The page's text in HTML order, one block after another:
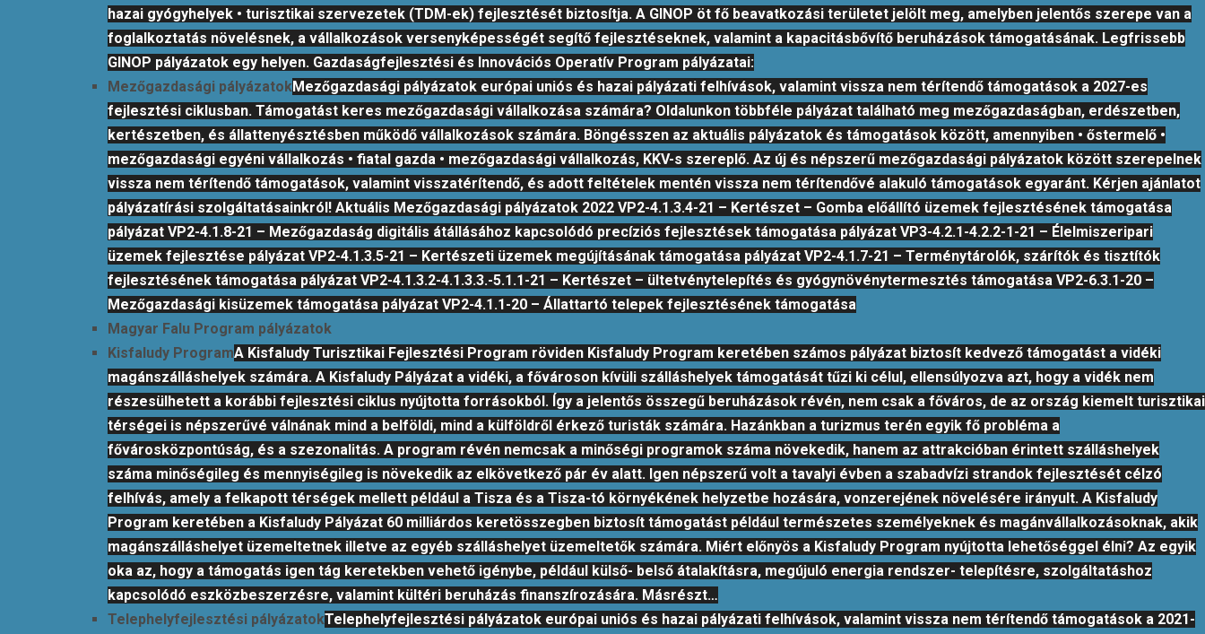
hazai gyógyhelyek • turisztikai szervezetek (TDM-ek) fejlesztését biztosítja. A GINOP öt fő beavatkozási területet jelölt meg, amelyben jelentős szerepe van a
foglalkoztatás növelésnek, a vállalkozások versenyképességét segítő fejlesztéseknek, valamint a kapacitásbővítő beruházások támogatásának. Legfrissebb
GINOP pályázatok egy helyen. Gazdaságfejlesztési és Innovációs Operatív Program pályázatai:
Mezőgazdasági pályázatokMezőgazdasági pályázatok európai uniós és hazai pályázati felhívások, valamint vissza nem térítendő támogatások a 2027-es
fejlesztési ciklusban. Támogatást keres mezőgazdasági vállalkozása számára? Oldalunkon többféle pályázat található meg mezőgazdaságban, erdészetben,
kertészetben, és állattenyésztésben működő vállalkozások számára. Böngésszen az aktuális pályázatok és támogatások között, amennyiben • őstermelő •
mezőgazdasági egyéni vállalkozás • fiatal gazda • mezőgazdasági vállalkozás, KKV-s szereplő. Az új és népszerű mezőgazdasági pályázatok között szerepelnek
vissza nem térítendő támogatások, valamint visszatérítendő, és adott feltételek mentén vissza nem térítendővé alakuló támogatások egyaránt. Kérjen ajánlatot
pályázatírási szolgáltatásainkról! Aktuális Mezőgazdasági pályázatok 2022 VP2-4.1.3.4-21 – Kertészet – Gomba előállító üzemek fejlesztésének támogatása
pályázat VP2-4.1.8-21 – Mezőgazdaság digitális átállásához kapcsolódó precíziós fejlesztések támogatása pályázat VP3-4.2.1-4.2.2-1-21 – Élelmiszeripari
üzemek fejlesztése pályázat VP2-4.1.3.5-21 – Kertészeti üzemek megújításának támogatása pályázat VP2-4.1.7-21 – Terménytárolók, szárítók és tisztítók
fejlesztésének támogatása pályázat VP2-4.1.3.2-4.1.3.3.-5.1.1-21 – Kertészet – ültetvénytelepítés és gyógynövénytermesztés támogatása VP2-6.3.1-20 –
Mezőgazdasági kisüzemek támogatása pályázat VP2-4.1.1-20 – Állattartó telepek fejlesztésének támogatása
Magyar Falu Program pályázatok
Kisfaludy ProgramA Kisfaludy Turisztikai Fejlesztési Program röviden Kisfaludy Program keretében számos pályázat biztosít kedvező támogatást a vidéki
magánszálláshelyek számára. A Kisfaludy Pályázat a vidéki, a fővároson kívüli szálláshelyek támogatását tűzi ki célul, ellensúlyozva azt, hogy a vidék nem
részesülhetett a korábbi fejlesztési ciklus nyújtotta forrásokból. Így a jelentős összegű beruházások révén, nem csak a főváros, de az ország kiemelt turisztikai
térségei is népszerűvé válnának mind a belföldi, mind a külföldről érkező turisták számára. Hazánkban a turizmus terén egyik fő probléma a
fővárosközpontúság, és a szezonalitás. A program révén nemcsak a minőségi programok száma növekedik, hanem az attrakcióban érintett szálláshelyek
száma minőségileg és mennyiségileg is növekedik az elkövetkező pár év alatt. Igen népszerű volt a tavalyi évben a szabadvízi strandok fejlesztését célzó
felhívás, amely a felkapott térségek mellett például a Tisza és a Tisza-tó környékének helyzetbe hozására, vonzerejének növelésére irányult. A Kisfaludy
Program keretében a Kisfaludy Pályázat 60 milliárdos keretösszegben biztosít támogatást például természetes személyeknek és magánvállalkozásoknak, akik
magánszálláshelyet üzemeltetnek illetve az egyéb szálláshelyet üzemeltetők számára. Miért előnyös a Kisfaludy Program nyújtotta lehetőséggel élni? Az egyik
oka az, hogy a támogatás igen tág keretekben vehető igénybe, például külső- belső átalakításra, megújuló energia rendszer- telepítésre, szolgáltatáshoz
kapcsolódó eszközbeszerzésre, valamint kültéri beruházás finanszírozására. Másrészt…
Telephelyfejlesztési pályázatokTelephelyfejlesztési pályázatok európai uniós és hazai pályázati felhívások, valamint vissza nem térítendő támogatások a 2021-